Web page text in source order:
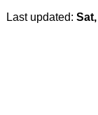
Last updated: